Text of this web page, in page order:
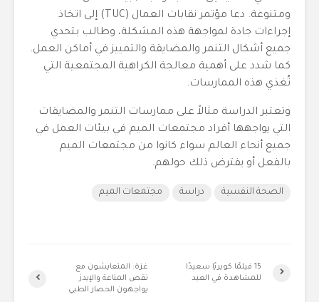
ومتنوعة. دعا مؤتمر نقابات العمال (TUC) إلى اتخاذ
إجراءات جادة لمواجهة هذه المشكلة، وطالب بتحدي
جميع أشكال التنمر والمضايقة والتمييز في أماكن العمل.
كما شدد على أهمية معالجة الكراهية المجتمعية التي
تُغذي هذه الممارسات.
وتعتبر الدراسة مثالاً على ممارسات التنمر والمضايقات
التي يواجهها أفراد مجتمعات الميم في بيئات العمل في
جميع أنحاء العالم سواء كانوا من مجتمعات الميم
بالفعل أو يفترض ذلك حولهم.
الصحة النفسية دراسة مجتمعات الميم
غزة: المتعايشون مع
نقص المناعة والإيدز
يواجهون الحصار الطبي
15 فيلمًا كويريًا سعيدًا
للمشاهدة في العيد